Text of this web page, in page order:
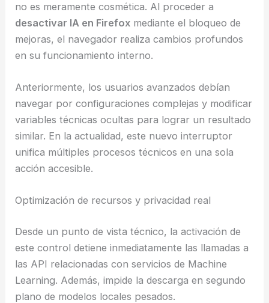
no es meramente cosmética. Al proceder a
desactivar IA en Firefox mediante el bloqueo de
mejoras, el navegador realiza cambios profundos
en su funcionamiento interno.
Anteriormente, los usuarios avanzados debían
navegar por configuraciones complejas y modificar
variables técnicas ocultas para lograr un resultado
similar. En la actualidad, este nuevo interruptor
unifica múltiples procesos técnicos en una sola
acción accesible.
Optimización de recursos y privacidad real
Desde un punto de vista técnico, la activación de
este control detiene inmediatamente las llamadas a
las API relacionadas con servicios de Machine
Learning. Además, impide la descarga en segundo
plano de modelos locales pesados.